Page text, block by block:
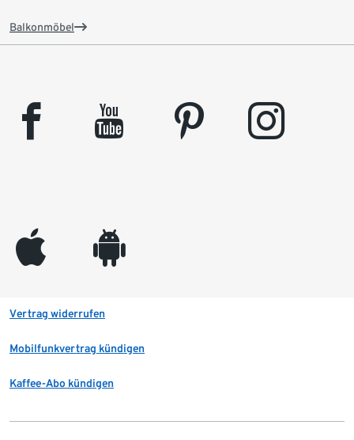
Balkonmöbel
facebook youtube pinterest instagram
appleinc android
Vertrag widerrufen
Mobilfunkvertrag kündigen
Kaffee-Abo kündigen